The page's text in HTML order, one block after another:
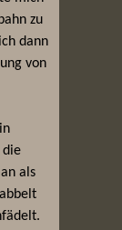
zu
dann
von
die
als